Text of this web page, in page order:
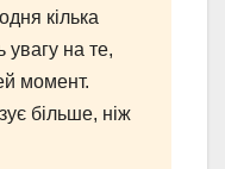
кілька
увагу на те,
момент.
більше, ніж